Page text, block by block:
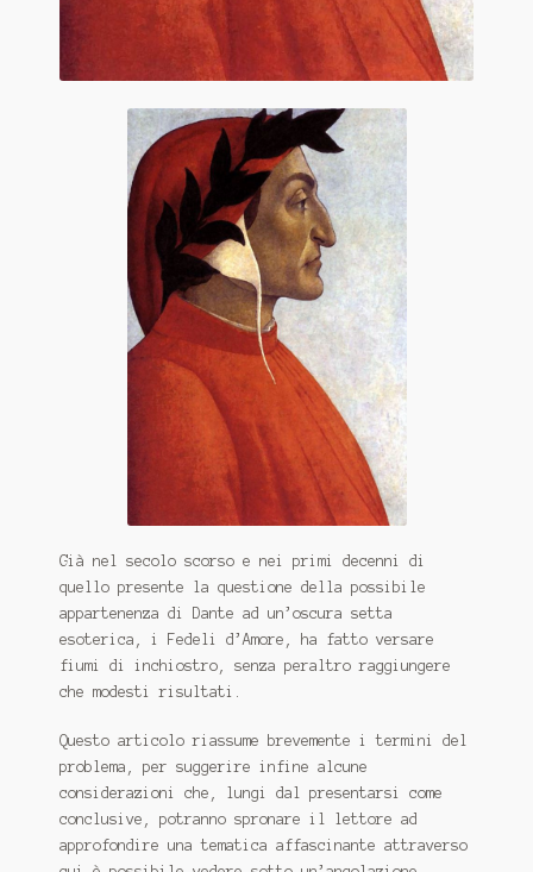
Già nel secolo scorso e nei primi decenni di
quello presente la questione della possibile
appartenenza di Dante ad un’oscura setta
esoterica, i Fedeli d’Amore, ha fatto versare
fiumi di inchiostro, senza peraltro raggiungere
che modesti risultati.
Questo articolo riassume brevemente i termini del
problema, per suggerire infine alcune
considerazioni che, lungi dal presentarsi come
conclusive, potranno spronare il lettore ad
approfondire una tematica affascinante attraverso